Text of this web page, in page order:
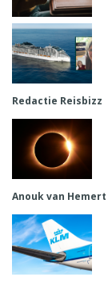
Redactie Reisbizz
Anouk van Hemert